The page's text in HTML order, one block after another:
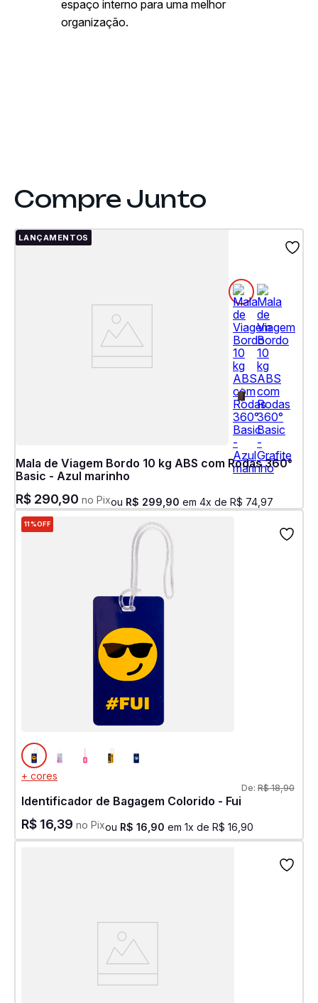
espaço interno para uma melhor
organização.
LANÇAMENTOS
Mala de Viagem Bordo 10 kg ABS com Rodas 360°
Basic - Azul marinho
R$ 290,90 no Pixou R$ 299 90 em 4x de R$ 74 97
11%OFF
+ cores
Identificador de Bagagem Colorido - Fui
De: R$ 18,90
R$ 16,39 no Pixou R$ 16 90 em 1x de R$ 16 90